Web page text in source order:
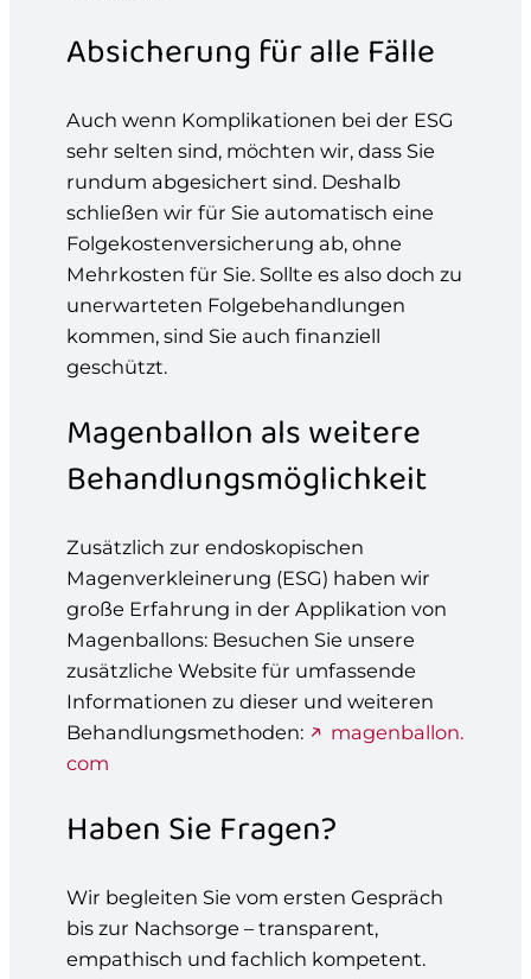
Absicherung für alle Fälle
Auch wenn Komplikationen bei der ESG
sehr selten sind, möchten wir, dass Sie
rundum abgesichert sind. Deshalb
schließen wir für Sie automatisch eine
Folgekostenversicherung ab, ohne
Mehrkosten für Sie. Sollte es also doch zu
unerwarteten Folgebehandlungen
kommen, sind Sie auch finanziell
geschützt.
Magenballon als weitere
Behandlungsmöglichkeit
Zusätzlich zur endoskopischen
Magenverkleinerung (ESG) haben wir
große Erfahrung in der Applikation von
Magenballons: Besuchen Sie unsere
zusätzliche Website für umfassende
Informationen zu dieser und weiteren
Behandlungsmethoden:
magenballon.
com
Haben Sie Fragen?
Wir begleiten Sie vom ersten Gespräch
bis zur Nachsorge – transparent,
empathisch und fachlich kompetent.